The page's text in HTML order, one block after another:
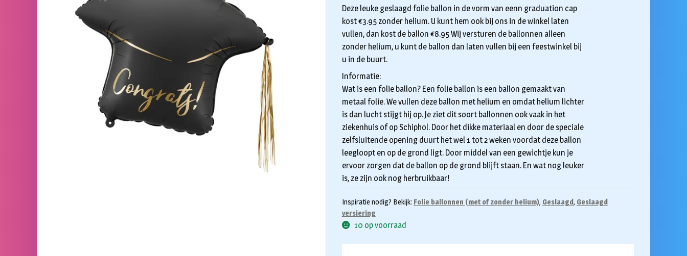
Deze leuke geslaagd folie ballon in de vorm van eenn graduation cap
kost €3.95 zonder helium. U kunt hem ook bij ons in de winkel laten
vullen, dan kost de ballon €8.95 Wij versturen de ballonnen alleen
zonder helium, u kunt de ballon dan laten vullen bij een feestwinkel bij
u in de buurt.
Informatie:
Wat is een folie ballon? Een folie ballon is een ballon gemaakt van
metaal folie. We vullen deze ballon met helium en omdat helium lichter
is dan lucht stijgt hij op. Je ziet dit soort ballonnen ook vaak in het
ziekenhuis of op Schiphol. Door het dikke materiaal en door de speciale
zelfsluitende opening duurt het wel 1 tot 2 weken voordat deze ballon
leegloopt en op de grond ligt. Door middel van een gewichtje kun je
ervoor zorgen dat de ballon op de grond blijft staan. En wat nog leuker
is, ze zijn ook nog herbruikbaar!
Inspiratie nodig? Bekijk: Folie ballonnen (met of zonder helium), Geslaagd, Geslaagd
versiering
10 op voorraad